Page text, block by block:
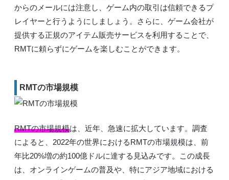
からのメールには注意し、ゲーム内の取引は信頼できるプ
レイヤーと行うようにしましょう。さらに、ゲーム会社が
提供する正規のアイテム販売サービスを利用することで、
RMTに頼らずにゲームを楽しむことができます。
RMTの市場規模
RMTの市場規模は、近年、急速に拡大しています。調査
によると、2022年の世界におけるRMTの市場規模は、前
年比20%増の約100億ドルに達する見込みです。この成長
は、オンラインゲームの普及や、特にアジア地域における